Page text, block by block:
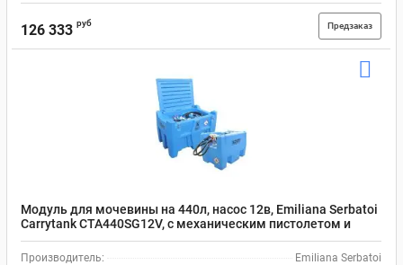
126 333 руб Предзаказ
Модуль для мочевины на 440л, насос 12в, Emiliana Serbatoi
Carrytank CTA440SG12V, с механическим пистолетом и
шлангом на 4 м
Производитель:
Emiliana Serbatoi